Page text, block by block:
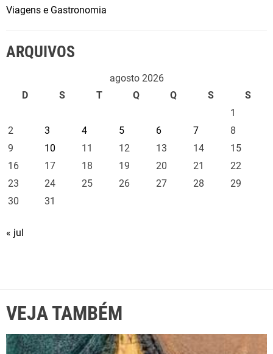
Viagens e Gastronomia
ARQUIVOS
agosto 2026
D
S T Q Q S
S
1
2
3 4 5 6 7
8
9
10 11 12 13 14
15
16
17 18 19 20 21
22
23
24 25 26 27 28
29
30
31
« jul
VEJA TAMBÉM